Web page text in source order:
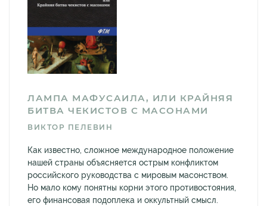
ЛАМПА МАФУСАИЛА, ИЛИ КРАЙНЯЯ
БИТВА ЧЕКИСТОВ С МАСОНАМИ
ВИКТОР ПЕЛЕВИН
Как известно, сложное международное положение
нашей страны объясняется острым конфликтом
российского руководства с мировым масонством.
Но мало кому понятны корни этого противостояния,
его финансовая подоплека и оккультный смысл.